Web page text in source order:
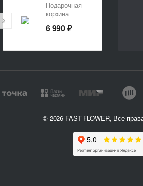
Подарочная
корзина
6 990 ₽
© 2026 FAST-FLOWER, Все